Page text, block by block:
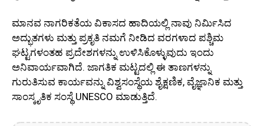
ಮಾನವ ನಾಗರಿಕತೆಯ ವಿಕಾಸದ ಹಾದಿಯಲ್ಲಿ ನಾವು ನಿರ್ಮಿಸಿದ
ಅದ್ಭುತಗಳು ಮತ್ತು ಪ್ರಕೃತಿ ನಮಗೆ ನೀಡಿದ ವರಗಳಾದ ಪಶ್ಚಿಮ
ಘಟ್ಟಗಳಂತಹ ಪ್ರದೇಶಗಳನ್ನು ಉಳಿಸಿಕೊಳ್ಳುವುದು ಇಂದು
ಅನಿವಾರ್ಯವಾಗಿದೆ. ಜಾಗತಿಕ ಮಟ್ಟದಲ್ಲಿ ಈ ತಾಣಗಳನ್ನು
ಗುರುತಿಸುವ ಕಾರ್ಯವನ್ನು ವಿಶ್ವಸಂಸ್ಥೆಯ ಶೈಕ್ಷಣಿಕ, ವೈಜ್ಞಾನಿಕ ಮತ್ತು
ಸಾಂಸ್ಕೃತಿಕ ಸಂಸ್ಥೆ UNESCO ಮಾಡುತ್ತಿದೆ.